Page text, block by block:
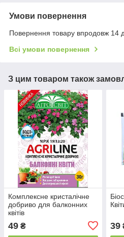
Умови повернення
Повернення товару впродовж 14
Всі умови повернення
З цим товаром також
Комплексне кристалічне
добриво для балконних
квітів
49 ₴ 39